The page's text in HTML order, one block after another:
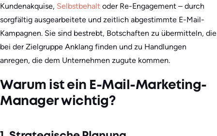
Kundenakquise, Selbstbehalt oder Re-Engagement – durch
sorgfältig ausgearbeitete und zeitlich abgestimmte E-Mail-
Kampagnen. Sie sind bestrebt, Botschaften zu übermitteln, die
bei der Zielgruppe Anklang finden und zu Handlungen
anregen, die dem Unternehmen zugute kommen.
Warum ist ein E-Mail-Marketing-
Manager wichtig?